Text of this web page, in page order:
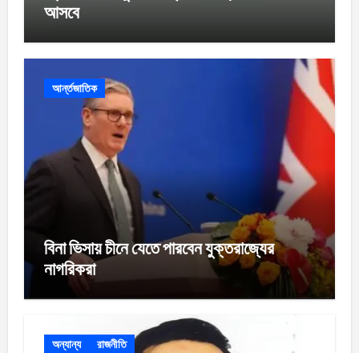
আসবে
আর্ন্তজাতিক
বিনা ভিসায় চীনে যেতে পারবেন যুক্তরাজ্যের
নাগরিকরা
অন্যান্য রাজনীতি